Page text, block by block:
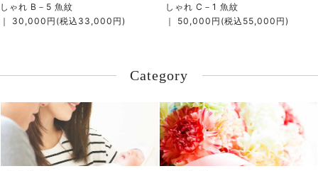
しゃれ B－5 魚紋
｜ 30,000円(税込33,000円)
しゃれ C－1 魚紋
｜ 50,000円(税込55,000円)
Category